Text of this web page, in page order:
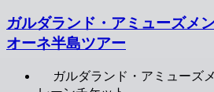
ガルダランド・アミューズメ
オーネ半島ツアー
ガルダランド・アミューズ